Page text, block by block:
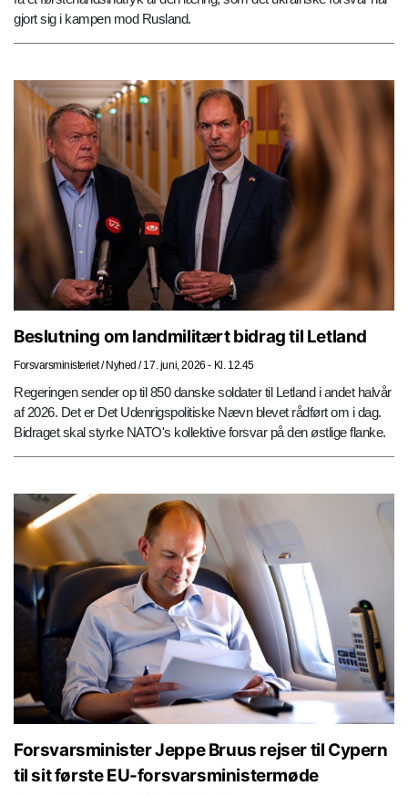
gjort sig i kampen mod Rusland.
Beslutning om landmilitært bidrag til Letland
Forsvarsministeriet/ Nyhed / 17. juni, 2026 - Kl. 12.45
Regeringen sender op til 850 danske soldater til Letland i andet halvår
af 2026. Det er Det Udenrigspolitiske Nævn blevet rådført om i dag.
Bidraget skal styrke NATO's kollektive forsvar på den østlige flanke.
Forsvarsminister Jeppe Bruus rejser til Cypern
til sit første EU-forsvarsministermøde